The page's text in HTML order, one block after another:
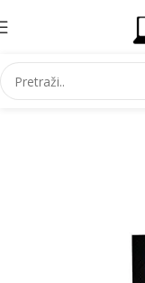
Početna Informatika